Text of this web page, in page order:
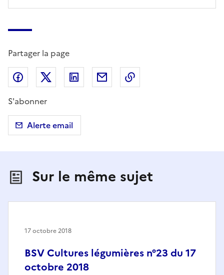
Partager la page
Partager sur Facebook
Partager sur X (anciennement Twitter)
Partager sur LinkedIn
Partager par email
S'abonner
Alerte email
Sur le même sujet
BSV Cultures légumières n°23 du 17
octobre 2018
17 octobre 2018